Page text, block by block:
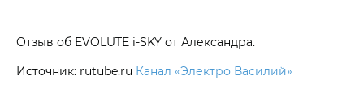
Отзыв об EVOLUTE i‑SKY от Александра.
Источник: rutube.ru Канал «Электро Василий»